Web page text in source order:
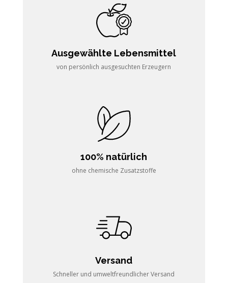
Ausgewählte Lebensmittel
von persönlich ausgesuchten Erzeugern
100% natürlich
ohne chemische Zusatzstoffe
Versand
Schneller und umweltfreundlicher Versand